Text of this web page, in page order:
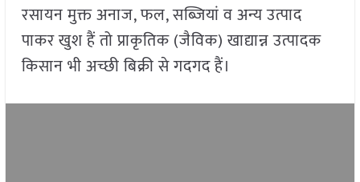
रसायन मुक्त अनाज, फल, सब्जियां व अन्य उत्पाद
पाकर खुश हैं तो प्राकृतिक (जैविक) खाद्यान्न उत्पादक
किसान भी अच्छी बिक्री से गदगद हैं।